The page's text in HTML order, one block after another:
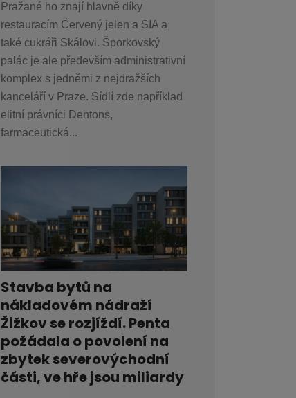
Pražané ho znají hlavně díky
restauracím Červený jelen a SIA a
také cukráři Skálovi. Šporkovský
palác je ale především administrativní
komplex s jedněmi z nejdražších
kanceláří v Praze. Sídlí zde například
elitní právníci Dentons,
farmaceutická...
Stavba bytů na
nákladovém nádraží
Žižkov se rozjíždí. Penta
požádala o povolení na
zbytek severovýchodní
části, ve hře jsou miliardy